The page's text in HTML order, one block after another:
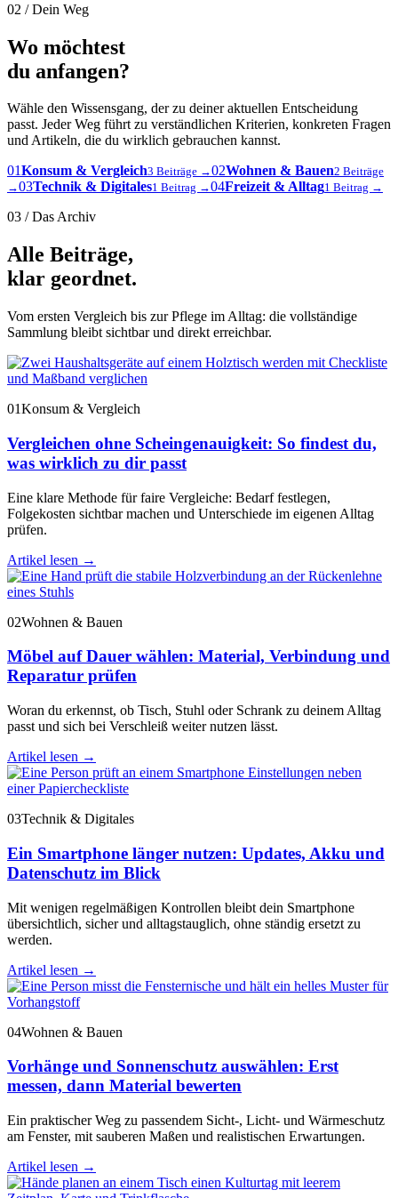
02 / Dein Weg
Wo möchtest
du anfangen?
Wähle den Wissensgang, der zu deiner aktuellen Entscheidung
passt. Jeder Weg führt zu verständlichen Kriterien, konkreten Fragen
und Artikeln, die du wirklich gebrauchen kannst.
01Konsum & Vergleich3 Beiträge →02Wohnen & Bauen2 Beiträge
→03Technik & Digitales1 Beitrag →04Freizeit & Alltag1 Beitrag →
03 / Das Archiv
Alle Beiträge,
klar geordnet.
Vom ersten Vergleich bis zur Pflege im Alltag: die vollständige
Sammlung bleibt sichtbar und direkt erreichbar.
01Konsum & Vergleich
Vergleichen ohne Scheingenauigkeit: So findest du,
was wirklich zu dir passt
Eine klare Methode für faire Vergleiche: Bedarf festlegen,
Folgekosten sichtbar machen und Unterschiede im eigenen Alltag
prüfen.
Artikel lesen →
02Wohnen & Bauen
Möbel auf Dauer wählen: Material, Verbindung und
Reparatur prüfen
Woran du erkennst, ob Tisch, Stuhl oder Schrank zu deinem Alltag
passt und sich bei Verschleiß weiter nutzen lässt.
Artikel lesen →
03Technik & Digitales
Ein Smartphone länger nutzen: Updates, Akku und
Datenschutz im Blick
Mit wenigen regelmäßigen Kontrollen bleibt dein Smartphone
übersichtlich, sicher und alltagstauglich, ohne ständig ersetzt zu
werden.
Artikel lesen →
04Wohnen & Bauen
Vorhänge und Sonnenschutz auswählen: Erst
messen, dann Material bewerten
Ein praktischer Weg zu passendem Sicht-, Licht- und Wärmeschutz
am Fenster, mit sauberen Maßen und realistischen Erwartungen.
Artikel lesen →